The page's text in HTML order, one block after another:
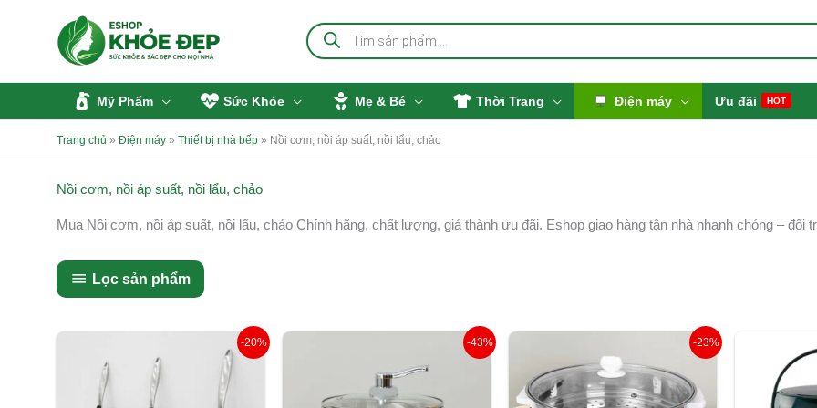
Tìm
kiếm
sản
Mỹ Phẩm Sức Khỏe Mẹ & Bé Thời Trang Điện máy Ưu đãi HOT
Trang chủ » Điện máy » Thiết bị nhà bếp » Nồi cơm, nồi áp suất, nồi lẩu, chảo
Nồi cơm, nồi áp suất, nồi lẩu, chảo
Mua Nồi cơm, nồi áp suất, nồi lẩu, chảo Chính hãng, chất lượng, giá thành ưu đãi. Eshop giao hàng tận nhà nhanh chóng – đổi
Lọc sản phẩm
-20%
890.000 ₫.
-43%
490.000 ₫.
tại
là:
-23%
gốc
là:
590.000 ₫.
tại
là: